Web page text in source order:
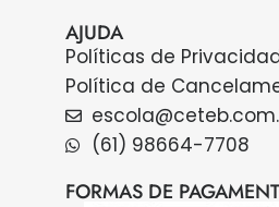
AJUDA
Políticas de
Política de
(61) 98664-7708
FORMAS DE